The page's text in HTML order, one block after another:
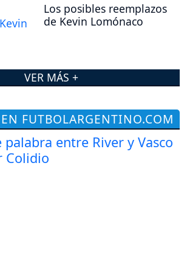
Los posibles reemplazos
de Kevin Lomónaco
VER MÁS +
FUTBOLARGENTINO.COM